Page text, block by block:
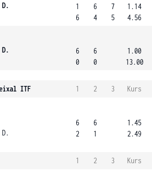
1
6
6
4
7
5
1.14
4.56
6
0
6
0
1.00
13.00
ITF 1 2 3
Kurs
6
2
6
1
1.45
2.49
1 2 3
Kurs